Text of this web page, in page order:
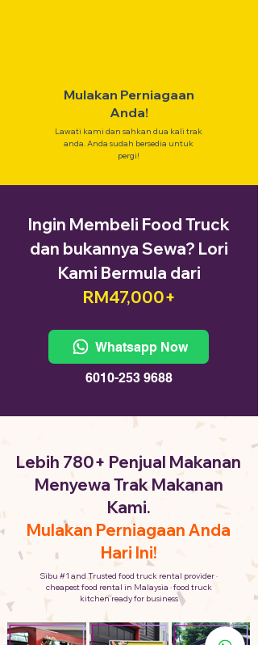
Mulakan Perniagaan
Anda!
Lawati kami dan sahkan dua kali trak
anda. Anda sudah bersedia untuk
pergi!
Ingin Membeli Food Truck
dan bukannya Sewa? Lori
Kami Bermula dari
RM47,000+
Whatsapp Now
6010-253 9688
Lebih 780+ Penjual Makanan
Menyewa Trak Makanan
Kami.
Mulakan Perniagaan Anda
Hari Ini!
Sibu #1 and Trusted food truck rental provider ·
cheapest food rental in Malaysia · food truck
kitchen ready for business